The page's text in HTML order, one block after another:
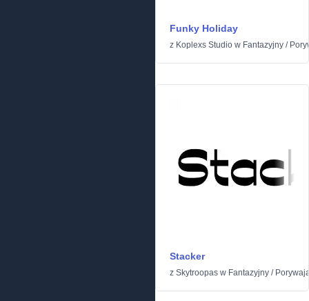
Funky Holiday
z Koplexs Studio w Fantazyjny /
Stacker
z Skytroopas w Fantazyjny /